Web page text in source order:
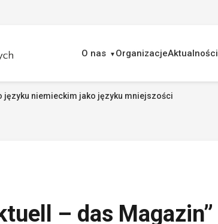
O nas OrganizacjeAktualności
języku niemieckim jako języku mniejszości
– das Magazin”